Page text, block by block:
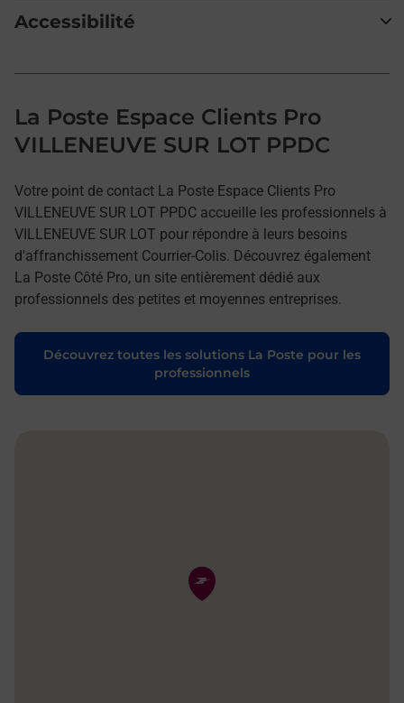
Accessibilité
La Poste Espace Clients Pro
VILLENEUVE SUR LOT PPDC
Votre point de contact La Poste Espace Clients Pro
VILLENEUVE SUR LOT PPDC accueille les professionnels à
VILLENEUVE SUR LOT pour répondre à leurs besoins
d'affranchissement Courrier-Colis. Découvrez également
La Poste Côté Pro, un site entièrement dédié aux
professionnels des petites et moyennes entreprises.
Découvrez toutes les solutions La Poste pour les
professionnels
Pin de la carte